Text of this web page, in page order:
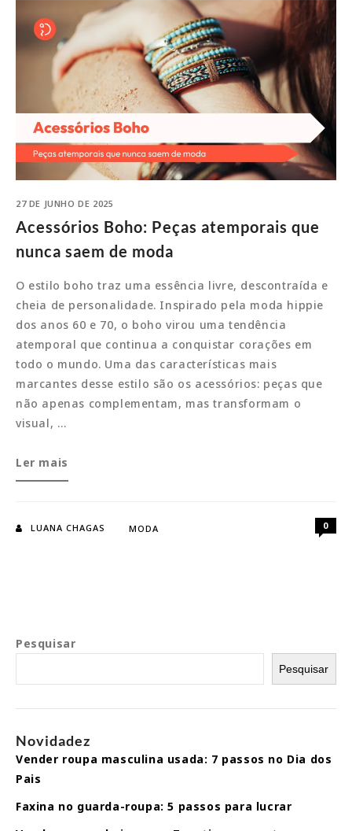
27 DE JUNHO DE 2025
Acessórios Boho: Peças atemporais que
nunca saem de moda
O estilo boho traz uma essência livre, descontraída e
cheia de personalidade. Inspirado pela moda hippie
dos anos 60 e 70, o boho virou uma tendência
atemporal que continua a conquistar corações em
todo o mundo. Uma das características mais
marcantes desse estilo são os acessórios: peças que
não apenas complementam, mas transformam o
visual, …
Acessórios
Boho:
atemporais
Ler mais
LUANA CHAGAS MODA 0
Pesquisar
Pesquisar
Novidadez
Vender roupa masculina usada: 7 passos no Dia dos
Pais
Faxina no guarda-roupa: 5 passos para lucrar